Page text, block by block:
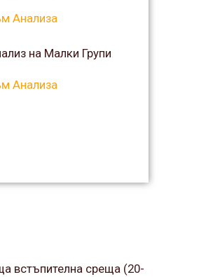
Анализа
на Малки Групи
Анализа
встъпителна среща (20-